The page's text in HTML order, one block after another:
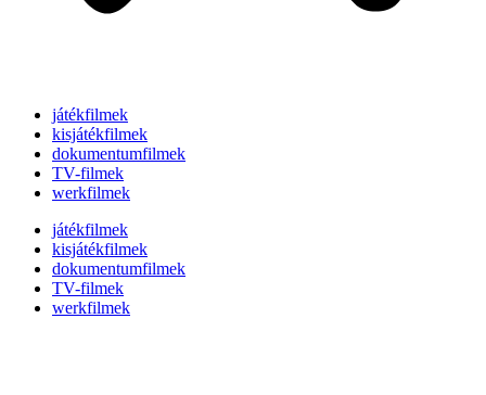
játékfilmek
kisjátékfilmek
dokumentumfilmek
TV-filmek
werkfilmek
játékfilmek
kisjátékfilmek
dokumentumfilmek
TV-filmek
werkfilmek